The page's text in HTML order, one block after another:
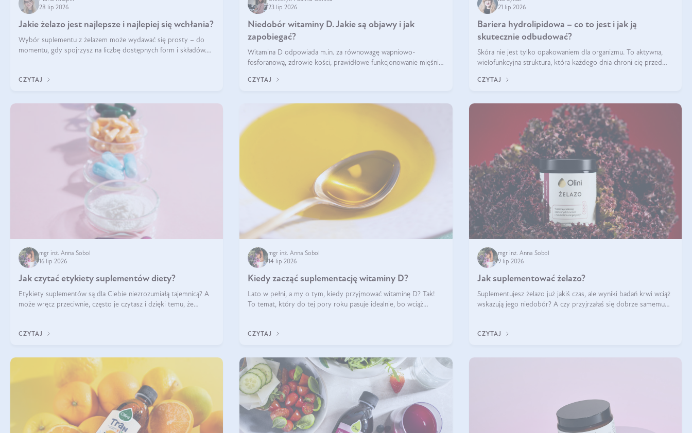
28 lip 2026
Jakie żelazo jest najlepsze i najlepiej się wchłania?
Wybór suplementu z żelazem może wydawać się prosty – do
momentu, gdy spojrzysz na liczbę dostępnych form i składów.
suplement?
CZYTAJ
23 lip 2026
Niedobór witaminy D. Jakie są objawy i jak
zapobiegać?
Witamina D odpowiada m.in. za równowagę wapniowo-
fosforanową, zdrowie kości, prawidłowe funkcjonowanie mięśni i
pod wpływem słońca, niedobór witaminy D pozostaje częstym
CZYTAJ
21 lip 2026
Bariera hydrolipidowa – co to jest i jak ją
skutecznie odbudować?
Skóra nie jest tylko opakowaniem dla organizmu. To aktywna,
wielofunkcyjna struktura, która każdego dnia chroni cię przed
środowiskowymi. Jednym z jej kluczowych elementów jest
CZYTAJ
mgr inż. Anna Sobol
16 lip 2026
Jak czytać etykiety suplementów diety?
Etykiety suplementów są dla Ciebie niezrozumiałą tajemnicą? A
może wręcz przeciwnie, często je czytasz i dzięki temu, że
CZYTAJ
mgr inż. Anna Sobol
14 lip 2026
Kiedy zacząć suplementację witaminy D?
Lato w pełni, a my o tym, kiedy przyjmować witaminę D? Tak!
To temat, który do tej pory roku pasuje idealnie, bo wciąż
słońcu, aby witami
CZYTAJ
mgr inż. Anna Sobol
9 lip 2026
Jak suplementować żelazo?
Suplementujesz żelazo już jakiś czas, ale wyniki badań krwi wciąż
wskazują jego niedobór? A czy przyjrzałaś się dobrze samemu
CZYTAJ